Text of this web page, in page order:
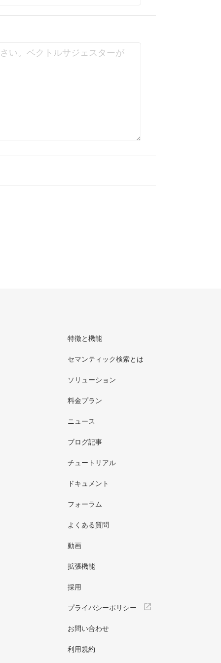
特徴と機能
セマンティック検索とは
ソリューション
料金プラン
ニュース
ブログ記事
チュートリアル
ドキュメント
フォーラム
よくある質問
動画
拡張機能
採用
プライバシーポリシー
お問い合わせ
利用規約